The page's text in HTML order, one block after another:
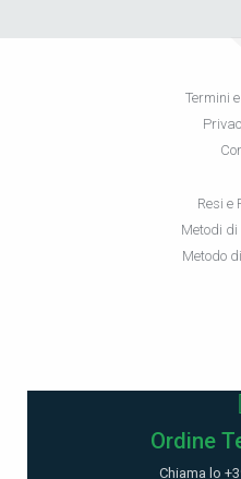
Termini
Resi e
Metodi
Metodo
Ordine
Chiama lo